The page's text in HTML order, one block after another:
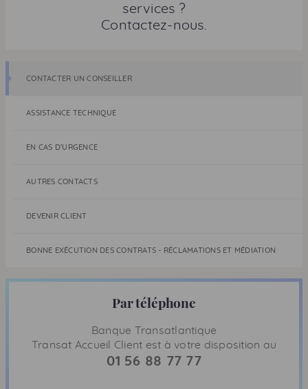
services ?
Contactez-nous.
CONTACTER UN CONSEILLER
ASSISTANCE TECHNIQUE
EN CAS D'URGENCE
AUTRES CONTACTS
DEVENIR CLIENT
BONNE EXÉCUTION DES CONTRATS - RÉCLAMATIONS ET MÉDIATION
Par téléphone
Banque Transatlantique
Transat Accueil Client est à votre disposition au
01 56 88 77 77